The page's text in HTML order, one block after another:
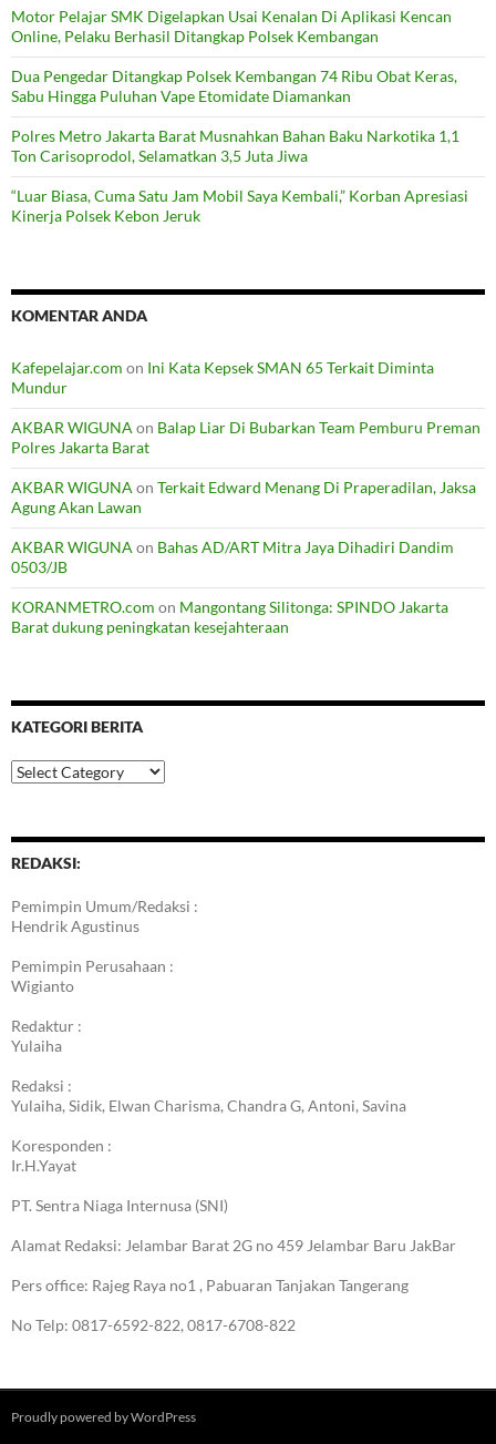
Motor Pelajar SMK Digelapkan Usai Kenalan Di Aplikasi Kencan
Online, Pelaku Berhasil Ditangkap Polsek Kembangan
Dua Pengedar Ditangkap Polsek Kembangan 74 Ribu Obat Keras,
Sabu Hingga Puluhan Vape Etomidate Diamankan
Polres Metro Jakarta Barat Musnahkan Bahan Baku Narkotika 1,1
Ton Carisoprodol, Selamatkan 3,5 Juta Jiwa
“Luar Biasa, Cuma Satu Jam Mobil Saya Kembali,” Korban Apresiasi
Kinerja Polsek Kebon Jeruk
KOMENTAR ANDA
Kafepelajar.com on Ini Kata Kepsek SMAN 65 Terkait Diminta
Mundur
AKBAR WIGUNA on Balap Liar Di Bubarkan Team Pemburu Preman
Polres Jakarta Barat
AKBAR WIGUNA on Terkait Edward Menang Di Praperadilan, Jaksa
Agung Akan Lawan
AKBAR WIGUNA on Bahas AD/ART Mitra Jaya Dihadiri Dandim
0503/JB
KORANMETRO.com on Mangontang Silitonga: SPINDO Jakarta
Barat dukung peningkatan kesejahteraan
KATEGORI BERITA
Kategori
Berita
REDAKSI:
Pemimpin Umum/Redaksi :
Hendrik Agustinus
Pemimpin Perusahaan :
Wigianto
Redaktur :
Yulaiha
Redaksi :
Yulaiha, Sidik, Elwan Charisma, Chandra G, Antoni, Savina
Koresponden :
Ir.H.Yayat
PT. Sentra Niaga Internusa (SNI)
Alamat Redaksi: Jelambar Barat 2G no 459 Jelambar Baru JakBar
Pers office: Rajeg Raya no1 , Pabuaran Tanjakan Tangerang
No Telp: 0817-6592-822, 0817-6708-822
Proudly powered by WordPress